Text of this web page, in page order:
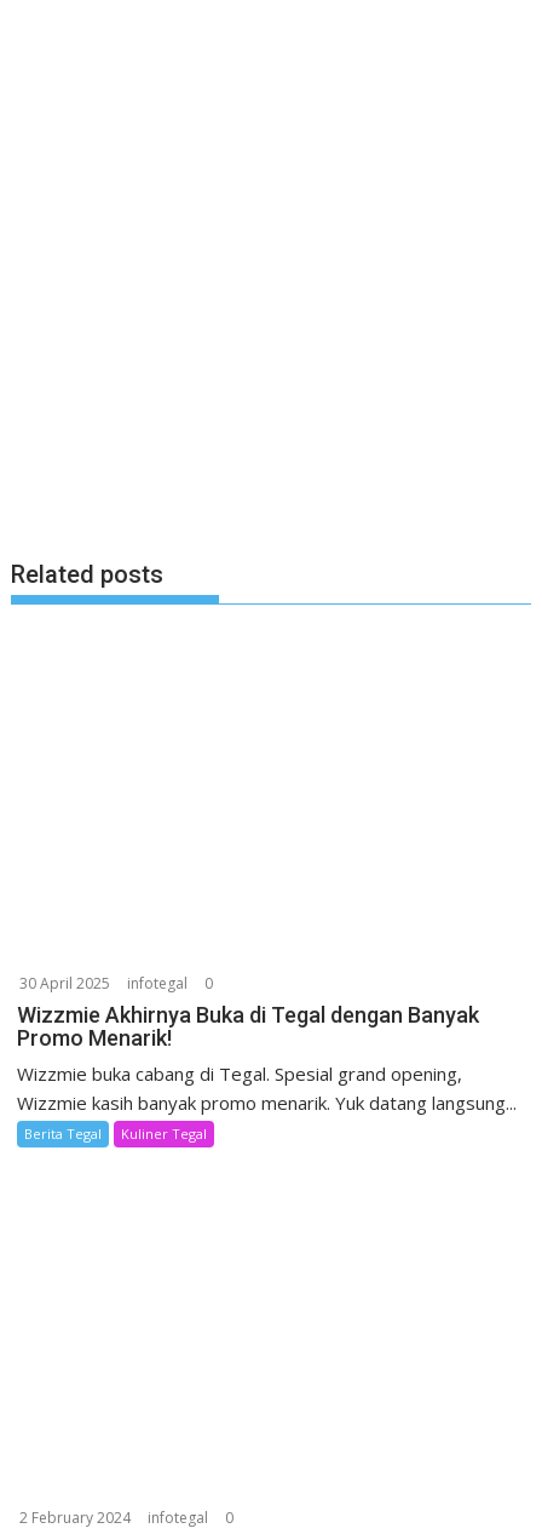
Related posts
30 April 2025 infotegal 0
Wizzmie Akhirnya Buka di Tegal dengan Banyak
Promo Menarik!
Wizzmie buka cabang di Tegal. Spesial grand opening,
Wizzmie kasih banyak promo menarik. Yuk datang langsung...
Berita Tegal Kuliner Tegal
2 February 2024 infotegal 0